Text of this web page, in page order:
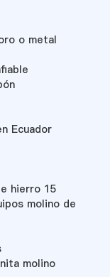
o metal
Ecuador
hierro 15
molino de
molino